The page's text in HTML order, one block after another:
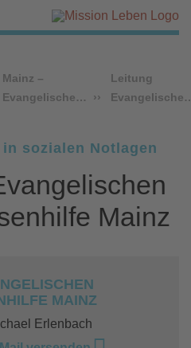
Mainz –
Evangelische…
Leitung
sozialen Notlagen
Mainz
MAINZ
Erlenbach